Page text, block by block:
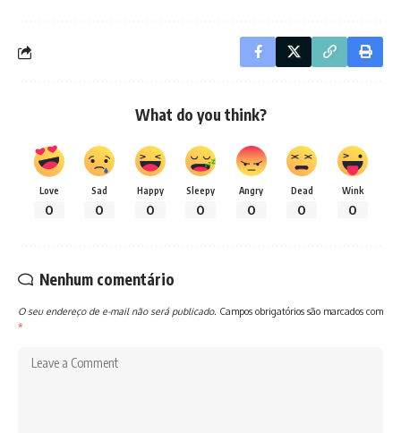
What do you think?
Love
0
Sad
0
Happy
0
Sleepy
0
Angry
0
Dead
0
Wink
0
Nenhum comentário
O seu endereço de e-mail não será publicado. Campos obrigatórios são marcados com
*